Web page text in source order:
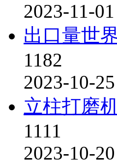
2023-11-01
出口量世
1182
2023-10-25
立柱打磨
1111
2023-10-20